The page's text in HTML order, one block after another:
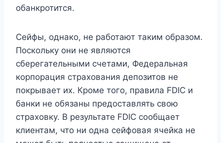
обанкротится.
Сейфы, однако, не работают таким образом.
Поскольку они не являются
сберегательными счетами, Федеральная
корпорация страхования депозитов не
покрывает их. Кроме того, правила FDIC и
банки не обязаны предоставлять свою
страховку. В результате FDIC сообщает
клиентам, что ни одна сейфовая ячейка не